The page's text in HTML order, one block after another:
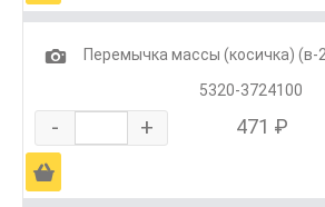
1
Перемычка массы (косичка) (в-
5320-3724100
- + 471 ₽
Ä